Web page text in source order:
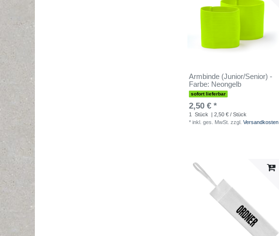
Armbinde (Junior/Senior) -
Farbe: Neongelb
sofort lieferbar
2,50 € *
1 Stück
| 2,50 € / Stück
* inkl. ges. MwSt. zzgl. Versandkosten